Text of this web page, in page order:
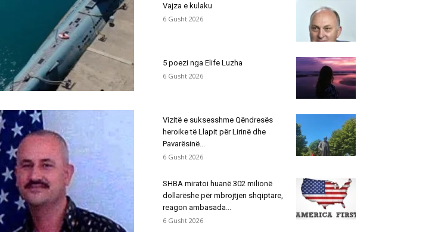
Vajza e kulaku
6 Gusht 2026
5 poezi nga Elife Luzha
6 Gusht 2026
Vizitë e suksesshme Qëndresës
heroike të Llapit për Lirinë dhe
Pavarësinë...
6 Gusht 2026
SHBA miratoi huanë 302 milionë
dollarëshe për mbrojtjen shqiptare,
reagon ambasada...
6 Gusht 2026